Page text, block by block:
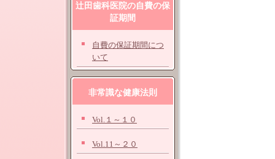
辻田歯科医院の自費の保
証期間
自費の保証期間につ
いて
非常識な健康法則
Vol.１～１０
Vol.11～２０